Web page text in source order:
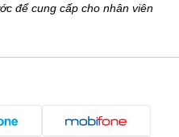
để cung cấp cho nhân viên